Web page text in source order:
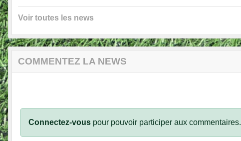
Voir toutes les news
COMMENTEZ LA NEWS
Connectez-vous pour pouvoir participer aux commentaires.